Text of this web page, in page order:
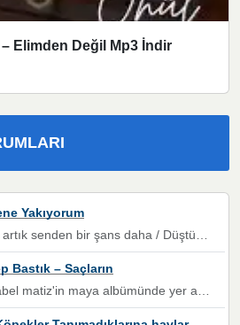
Elimden Değil Mp3 İndir
Yakıyorum
Düştüğün zaman ben olmayacağım yanında” dizeleri, artık geçmişin tekrarına izin verilmeyeceğini, kişisel sınırların çizildiğini gösteriyor.
Bastık – Saçların
maya albümünde yer alan güzellerden. parça da şarkı hani! müzikal altyapısına vurulduğum, sözlerinde kaybolduğum bir parça olmuş.